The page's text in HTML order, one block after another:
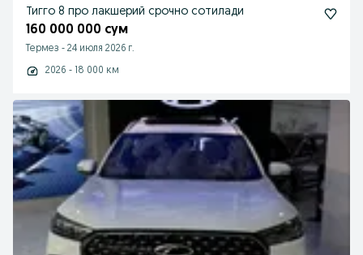
Тигго 8 про лакшерий срочно сотилади
160 000 000 сум
Термез - 24 июля 2026 г.
2026 - 18 000 км